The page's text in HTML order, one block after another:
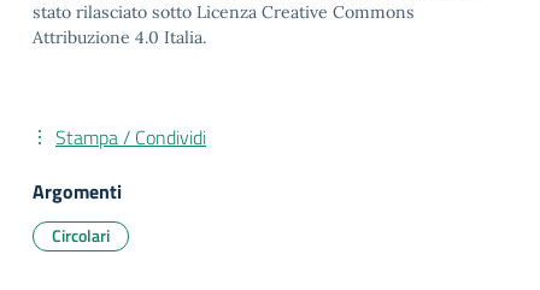
stato rilasciato sotto Licenza Creative Commons
Attribuzione 4.0 Italia.
Stampa / Condividi
Argomenti
Circolari